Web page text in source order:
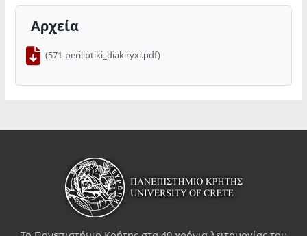
Αρχεία
(571-periliptiki_diakiryxi.pdf)